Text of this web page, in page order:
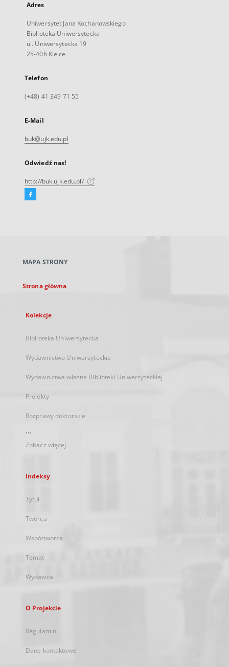
Adres
Uniwersytet Jana Kochanowskiego
Biblioteka Uniwersytecka
ul. Uniwersytecka 19
25-406 Kielce
Telefon
(+48) 41 349 71 55
E-Mail
buk@ujk.edu.pl
Odwiedź nas!
http://buk.ujk.edu.pl/
Facebook
karcie
MAPA STRONY
Strona główna
Kolekcje
Biblioteka Uniwersytecka
Wydawnictwo Uniwersyteckie
Wydawnictwa własne Biblioteki Uniwersyteckiej
Projekty
Rozprawy doktorskie
...
Zobacz więcej
Indeksy
Tytuł
Twórca
Współtwórca
Temat
Wydawca
O Projekcie
Regulamin
Dane kontaktowe